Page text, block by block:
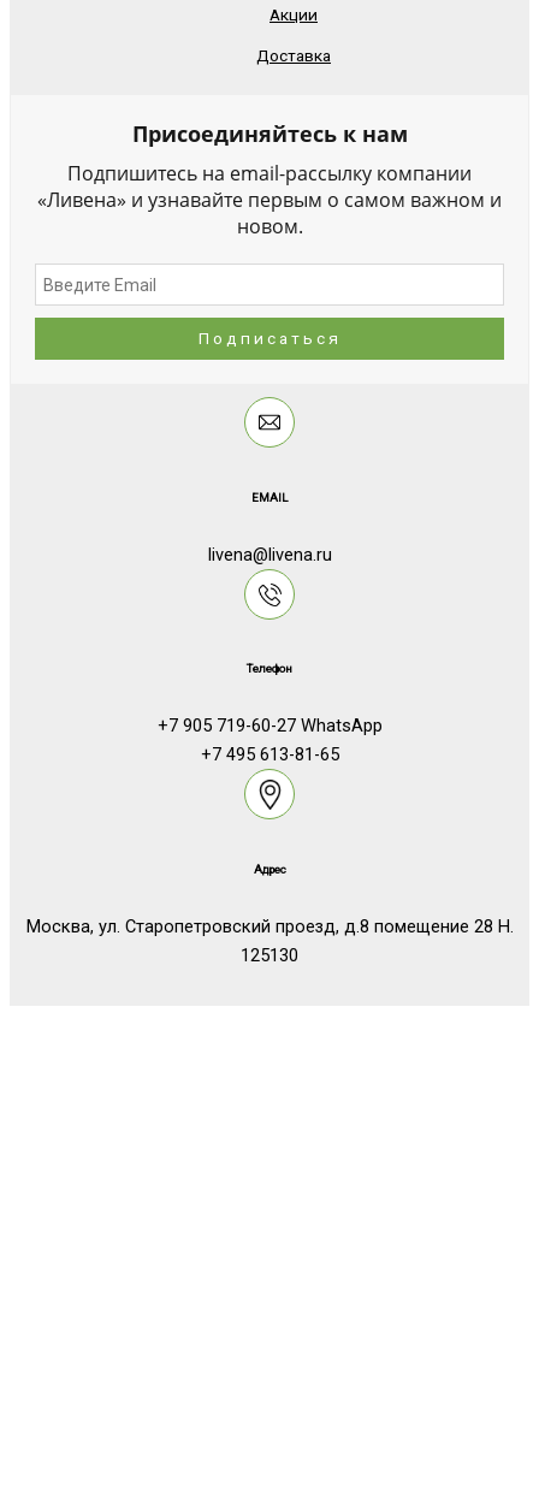
Акции
Доставка
Присоединяйтесь к нам
Подпишитесь на email-рассылку компании
«Ливена» и узнавайте первым о самом важном и
новом.
EMAIL
livena@livena.ru
Телефон
+7 905 719-60-27 WhatsApp
+7 495 613-81-65
Адрес
Москва, ул. Старопетровский проезд, д.8 помещение 28 Н.
125130